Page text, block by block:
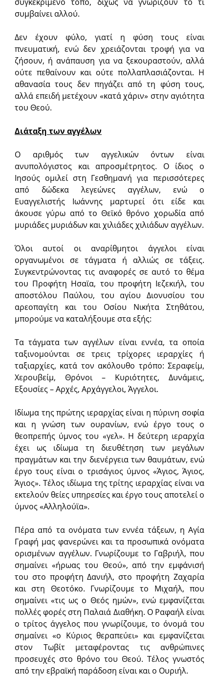
συμβαίνει αλλού.
Δεν έχουν φύλο, γιατί η φύση τους είναι
πνευματική, ενώ δεν χρειάζονται τροφή για να
ζήσουν, ή ανάπαυση για να ξεκουραστούν, αλλά
ούτε πεθαίνουν και ούτε πολλαπλασιάζονται. Η
αθανασία τους δεν πηγάζει από τη φύση τους,
αλλά επειδή μετέχουν «κατά χάριν» στην αγιότητα
του Θεού.
Διάταξη των αγγέλων
Ο αριθμός των αγγελικών όντων είναι
ανυπολόγιστος και απροσμέτρητος. Ο ίδιος ο
Ιησούς ομιλεί στη Γεσθημανή για περισσότερες
από δώδεκα λεγεώνες αγγέλων, ενώ ο
Ευαγγελιστής Ιωάννης μαρτυρεί ότι είδε και
άκουσε γύρω από το Θεϊκό θρόνο χορωδία από
μυριάδες μυριάδων και χιλιάδες χιλιάδων αγγέλων.
Όλοι αυτοί οι αναρίθμητοι άγγελοι είναι
οργανωμένοι σε τάγματα ή αλλιώς σε τάξεις.
Συγκεντρώνοντας τις αναφορές σε αυτό το θέμα
του Προφήτη Ησαϊα, του προφήτη Ιεζεκιήλ, του
αποστόλου Παύλου, του αγίου Διονυσίου του
αρεοπαγίτη και του Οσίου Νικήτα Στηθάτου,
μπορούμε να καταλήξουμε στα εξής:
Τα τάγματα των αγγέλων είναι εννέα, τα οποία
ταξινομούνται σε τρεις τρίχορες ιεραρχίες ή
ταξιαρχίες, κατά τον ακόλουθο τρόπο: Σεραφείμ,
Χερουβείμ, Θρόνοι – Κυριότητες, Δυνάμεις,
Εξουσίες – Αρχές, Αρχάγγελοι, Άγγελοι.
Ιδίωμα της πρώτης ιεραρχίας είναι η πύρινη σοφία
και η γνώση των ουρανίων, ενώ έργο τους ο
θεοπρεπής ύμνος του «γελ». Η δεύτερη ιεραρχία
έχει ως ιδίωμα τη διευθέτηση των μεγάλων
πραγμάτων και την διενέργεια των θαυμάτων, ενώ
έργο τους είναι ο τρισάγιος ύμνος «Άγιος, Άγιος,
Άγιος». Τέλος ιδίωμα της τρίτης ιεραρχίας είναι να
εκτελούν θείες υπηρεσίες και έργο τους αποτελεί ο
ύμνος «Αλληλούϊα».
Πέρα από τα ονόματα των εννέα τάξεων, η Αγία
Γραφή μας φανερώνει και τα προσωπικά ονόματα
ορισμένων αγγέλων. Γνωρίζουμε το Γαβριήλ, που
σημαίνει «ήρωας του Θεού», από την εμφάνισή
του στο προφήτη Δανιήλ, στο προφήτη Ζαχαρία
και στη Θεοτόκο. Γνωρίζουμε το Μιχαήλ, που
σημαίνει «τις ως ο Θεός ημών», ενώ εμφανίζεται
πολλές φορές στη Παλαιά Διαθήκη. Ο Ραφαήλ είναι
ο τρίτος άγγελος που γνωρίζουμε, το όνομά του
σημαίνει «ο Κύριος θεραπεύει» και εμφανίζεται
στον Τωβίτ μεταφέροντας τις ανθρώπινες
προσευχές στο θρόνο του Θεού. Τέλος γνωστός
από την εβραϊκή παράδοση είναι και ο Ουριήλ.